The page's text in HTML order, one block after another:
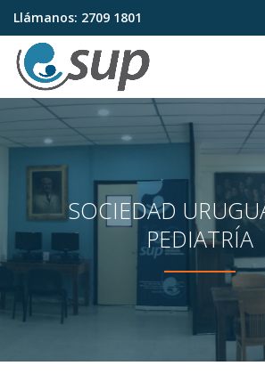
Saltar
contenido
Llámanos: 2709 1801
SOCIEDAD
PEDIATRÍA